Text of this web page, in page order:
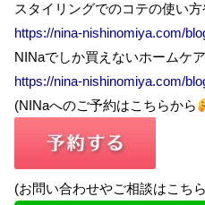
スタイリングでのコテの使い方
https://nina-nishinomiya.com/
NINaでしか買えないホームケ
https://nina-nishinomiya.com/
(NINaへのご予約はこちらから
(お問い合わせやご相談はこち